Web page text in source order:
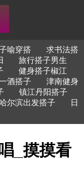
喻穿搭
求书法搭
旅行搭子男生
健身搭子椒江
酒搭子
津南健身
镇江丹阳搭子
哈尔滨出发搭子
日
_摸摸看